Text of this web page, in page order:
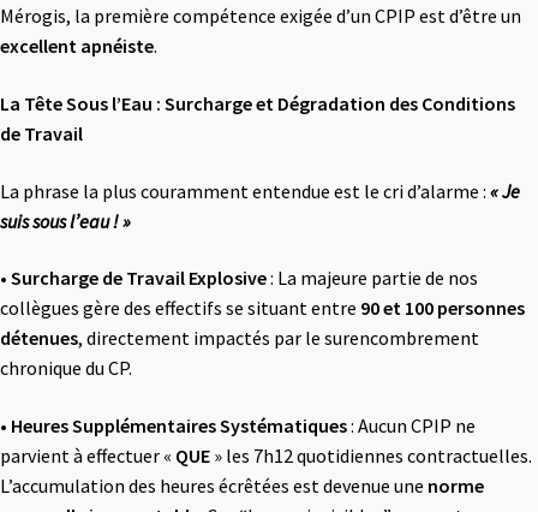
Mérogis, la première compétence exigée d’un CPIP est d’être un
excellent apnéiste.
La Tête Sous l’Eau : Surcharge et Dégradation des Conditions
de Travail
La phrase la plus couramment entendue est le cri d’alarme : « Je
suis sous l’eau ! »
• Surcharge de Travail Explosive: La majeure partie de nos
collègues gère des effectifs se situant entre 90 et 100 personnes
détenues, directement impactés par le surencombrement
chronique du CP.
• Heures Supplémentaires Systématiques: Aucun CPIP ne
parvient à effectuer « QUE » les 7h12 quotidiennes contractuelles.
L’accumulation des heures écrêtées est devenue une norme